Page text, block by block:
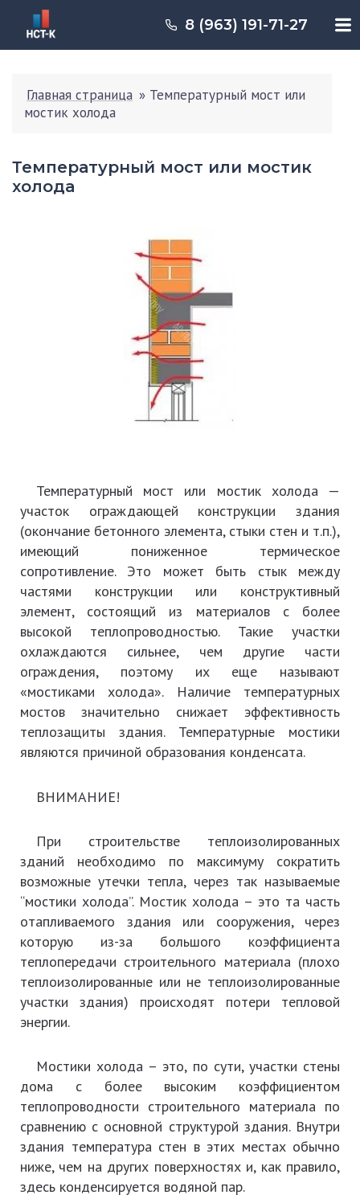
8 (963) 191-71-27
Главная страница » Температурный мост или
мостик холода
Температурный мост или мостик
холода
Температурный мост или мостик холода —
участок ограждающей конструкции здания
(окончание бетонного элемента, стыки стен и т.п.),
имеющий пониженное термическое
сопротивление. Это может быть стык между
частями конструкции или конструктивный
элемент, состоящий из материалов с более
высокой теплопроводностью. Такие участки
охлаждаются сильнее, чем другие части
ограждения, поэтому их еще называют
«мостиками холода». Наличие температурных
мостов значительно снижает эффективность
теплозащиты здания. Температурные мостики
являются причиной образования конденсата.
ВНИМАНИЕ!
При строительстве теплоизолированных
зданий необходимо по максимуму сократить
возможные утечки тепла, через так называемые
“мостики холода”. Мостик холода – это та часть
отапливаемого здания или сооружения, через
которую из-за большого коэффициента
теплопередачи строительного материала (плохо
теплоизолированные или не теплоизолированные
участки здания) происходят потери тепловой
энергии.
Мостики холода – это, по сути, участки стены
дома с более высоким коэффициентом
теплопроводности строительного материала по
сравнению с основной структурой здания. Внутри
здания температура стен в этих местах обычно
ниже, чем на других поверхностях и, как правило,
здесь конденсируется водяной пар.